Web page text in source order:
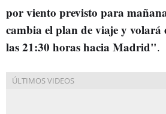
por viento previsto para
cambia el plan de viaje y volará
las 21:30 horas hacia Madrid".